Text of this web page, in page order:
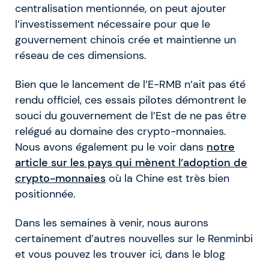
centralisation mentionnée, on peut ajouter
l’investissement nécessaire pour que le
gouvernement chinois crée et maintienne un
réseau de ces dimensions.
Bien que le lancement de l’E-RMB n’ait pas été
rendu officiel, ces essais pilotes démontrent le
souci du gouvernement de l’Est de ne pas être
relégué au domaine des crypto-monnaies.
Nous avons également pu le voir dans notre
article sur les pays qui mènent l’adoption de
crypto-monnaies où la Chine est très bien
positionnée.
Dans les semaines à venir, nous aurons
certainement d’autres nouvelles sur le Renminbi
et vous pouvez les trouver ici, dans le blog